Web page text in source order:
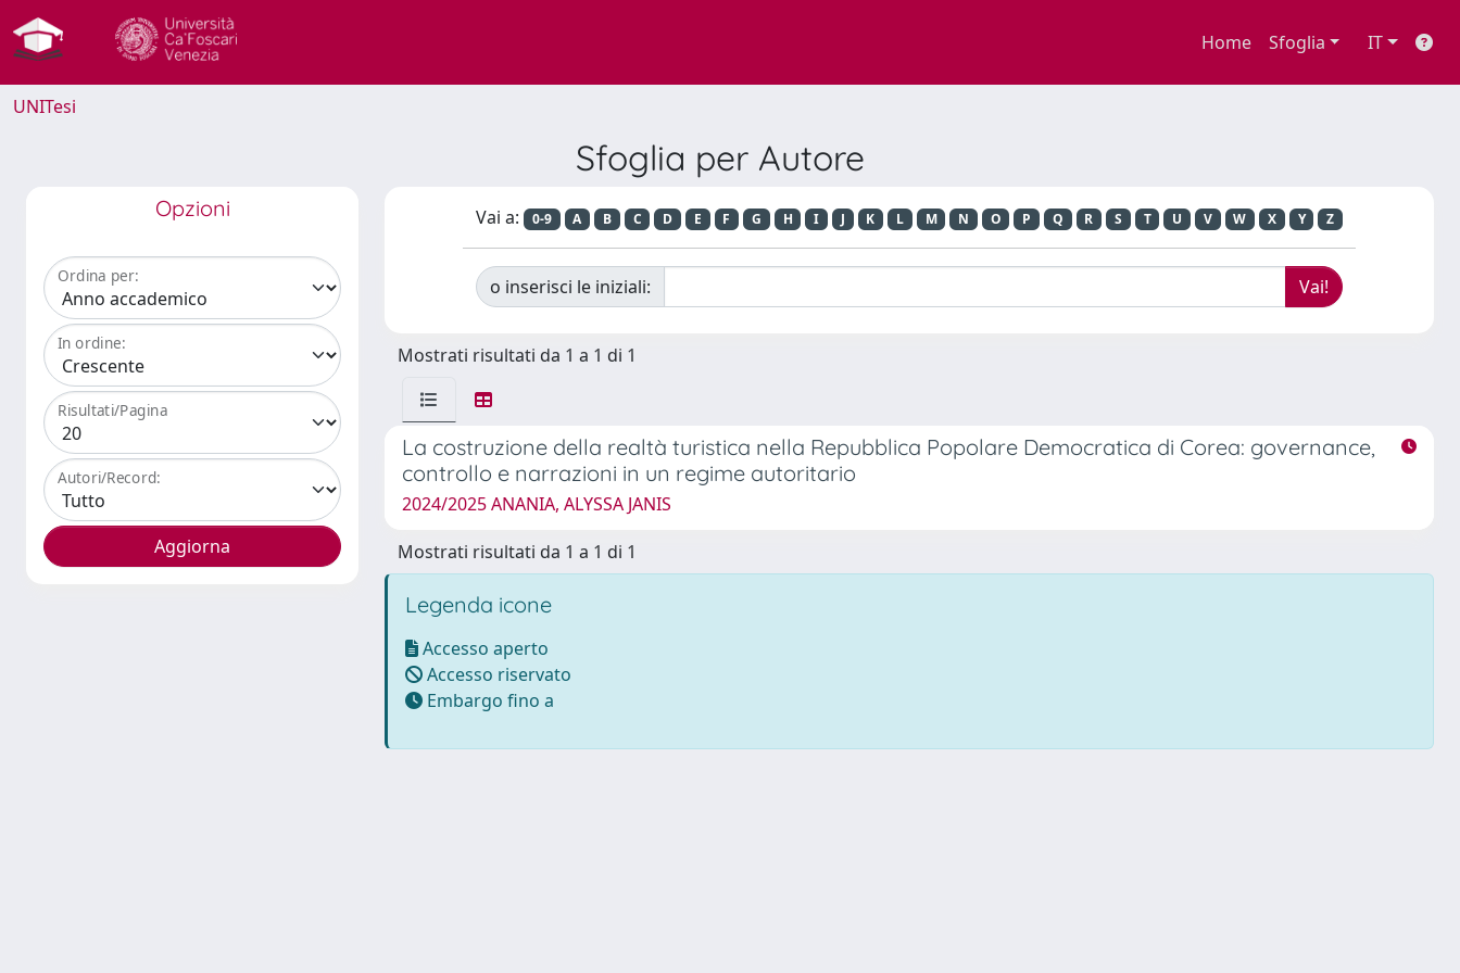
Home Sfoglia IT
UNITesi
Sfoglia per Autore
Opzioni
Ordina per:
In ordine:
Risultati/Pagina
Autori/Record:
Vai a: 0-9 A B C D E F G H I J K L M N O P Q R S T U V W X Y Z
o inserisci le iniziali:
Mostrati risultati da 1 a 1 di 1
La costruzione della realtà turistica nella Repubblica Popolare Democratica di Corea: governance,
controllo e narrazioni in un regime autoritario
2024/2025 ANANIA, ALYSSA JANIS
Mostrati risultati da 1 a 1 di 1
Legenda icone
Accesso aperto
Accesso riservato
Embargo fino a